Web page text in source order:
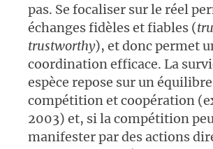
pas. Se focaliser sur le réel
échanges fidèles et fiables (
trustworthy), et donc permet
coordination efficace. La
espèce repose sur un
compétition et coopération
2003) et, si la compétition
manifester par des actions